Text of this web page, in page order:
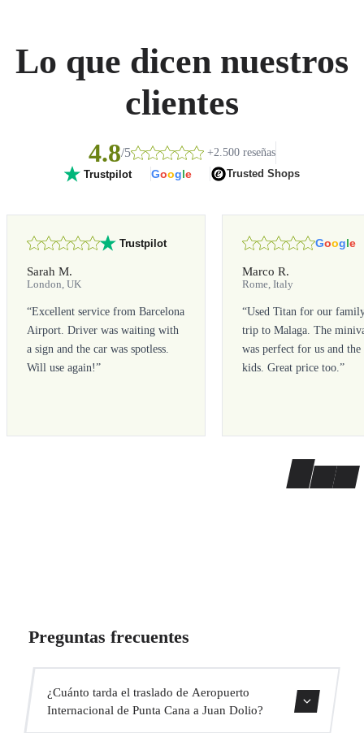
Lo que dicen nuestros
clientes
4.8/5 +2.500 reseñas
Trustpilot Google Trusted Shops
Trustpilot
Sarah M.
London, UK
“Excellent service from Barcelona
Airport. Driver was waiting with
a sign and the car was spotless.
Will use again!”
Google
Marco R.
Rome, Italy
“Used Titan for our
trip to Malaga. The
was perfect for us and the
kids. Great price too.”
Preguntas frecuentes
¿Cuánto tarda el traslado de Aeropuerto
Internacional de Punta Cana a Juan Dolio?